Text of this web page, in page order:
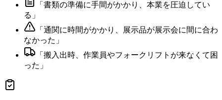
「 書類の準備に手間がかかり、本業を圧迫してい
る 」
「 通関に時間がかかり、展示品が展示会に間に合わ
なかった 」
「 搬入出時、作業員やフォークリフトが来なくて困
った 」